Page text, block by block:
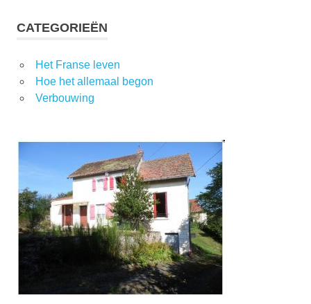
CATEGORIEËN
Het Franse leven
Hoe het allemaal begon
Verbouwing